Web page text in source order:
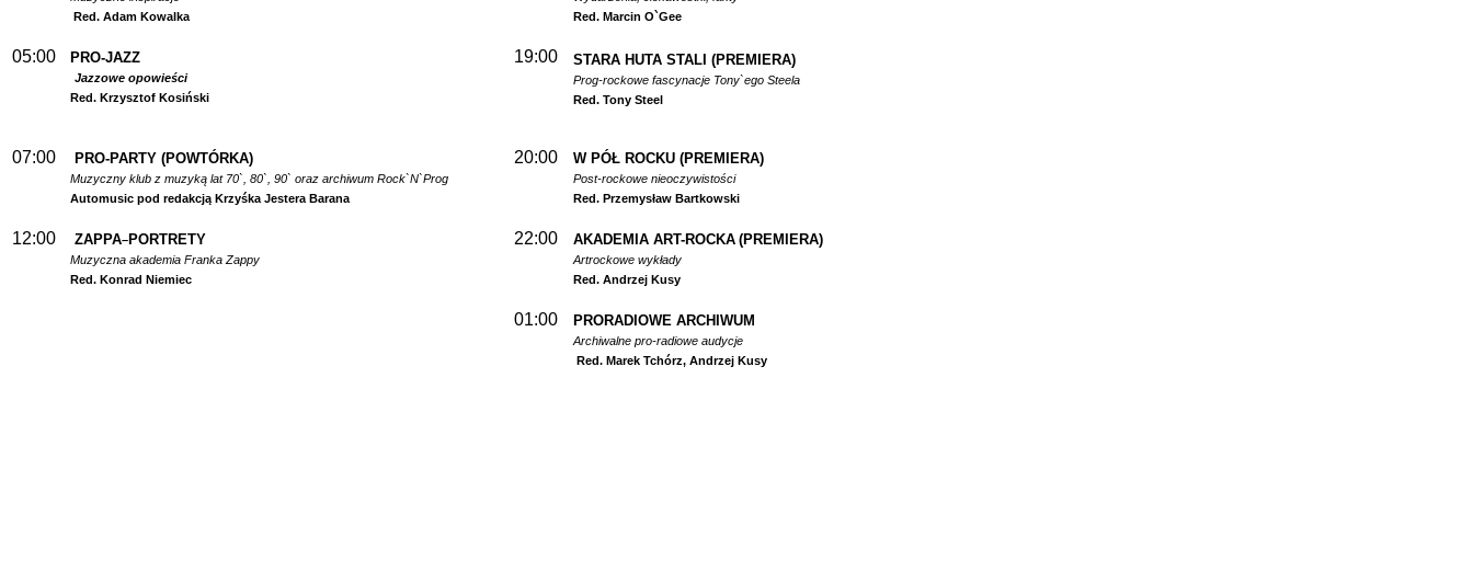
Red. Adam Kowalka
Red. Marcin O`Gee
05:00 PRO-JAZZ
Jazzowe opowieści
Red. Krzysztof Kosiński
19:00 STARA HUTA STALI (PREMIERA)
Prog-rockowe fascynacje Tony`ego Steela
Red. Tony Steel
07:00 PRO-PARTY (POWTÓRKA)
Muzyczny klub z muzyką lat 70`, 80`, 90` oraz archiwum Rock`N`Prog
Automusic pod redakcją Krzyśka Jestera Barana
20:00 W PÓŁ ROCKU (PREMIERA)
Post-rockowe nieoczywistości
Red. Przemysław Bartkowski
12:00 ZAPPA–PORTRETY
Muzyczna akademia Franka Zappy
Red. Konrad Niemiec
22:00 AKADEMIA ART-ROCKA (PREMIERA)
Artrockowe wykłady
Red. Andrzej Kusy
01:00 PRORADIOWE ARCHIWUM
Archiwalne pro-radiowe audycje
Red. Marek Tchórz, Andrzej Kusy